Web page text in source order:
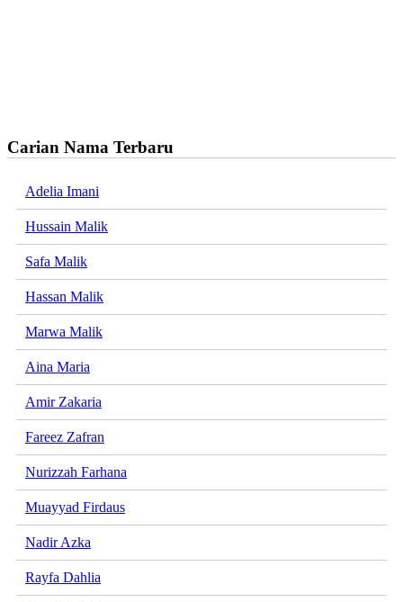
Carian Nama Terbaru
Adelia Imani
Hussain Malik
Safa Malik
Hassan Malik
Marwa Malik
Aina Maria
Amir Zakaria
Fareez Zafran
Nurizzah Farhana
Muayyad Firdaus
Nadir Azka
Rayfa Dahlia